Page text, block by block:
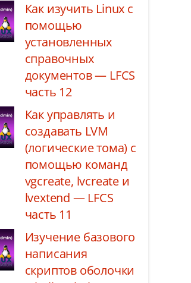
Как изучить Linux с
помощью
установленных
справочных
документов — LFCS
часть 12
Как управлять и
создавать LVM
(логические тома) с
помощью команд
vgcreate, lvcreate и
lvextend — LFCS
часть 11
Изучение базового
написания
скриптов оболочки